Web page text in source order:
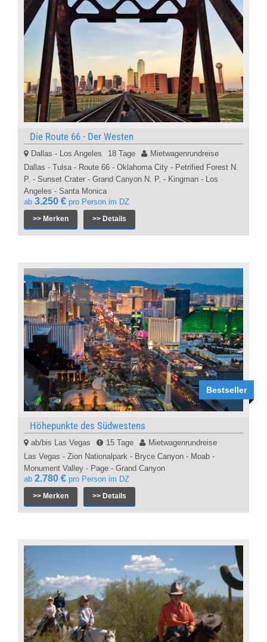
Die Route 66 - Der Westen
Dallas - Los Angeles 18 Tage
Mietwagenrundreise
Dallas - Tulsa - Route 66 - Oklahoma City - Petrified Forest N.
P. - Sunset Crater - Grand Canyon N. P. - Kingman - Los
Angeles - Santa Monica
ab 3.250 € pro Person im DZ
>> Merken >> Details
Bestseller
Höhepunkte des Südwestens
ab/bis Las Vegas 15 Tage
Mietwagenrundreise
Las Vegas - Zion Nationalpark - Bryce Canyon - Moab -
Monument Valley - Page - Grand Canyon
ab 2.780 € pro Person im DZ
>> Merken >> Details